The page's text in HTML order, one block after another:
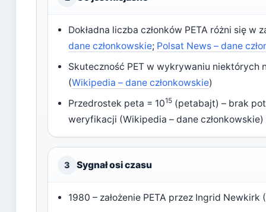
Dokładna liczba członków PETA różni się w
dane członkowskie; Polsat News – dane
Skuteczność PET w wykrywaniu
(Wikipedia – dane członkowskie)
Przedrostek peta = 1015 (petabajt) – brak
weryfikacji (Wikipedia – dane członkowskie)
3 Sygnał osi czasu
1980 – założenie PETA przez Ingrid Newkirk